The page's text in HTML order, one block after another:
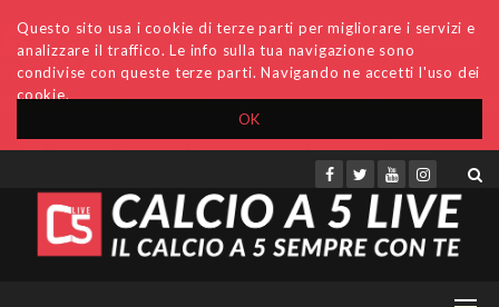
OK
Questo sito usa i cookie di terze parti per migliorare i servizi e
analizzare il traffico. Le info sulla tua navigazione sono
condivise con queste terze parti. Navigando ne accetti l'uso dei
cookie.
Accedi Archivio Invio comunicati Redazione